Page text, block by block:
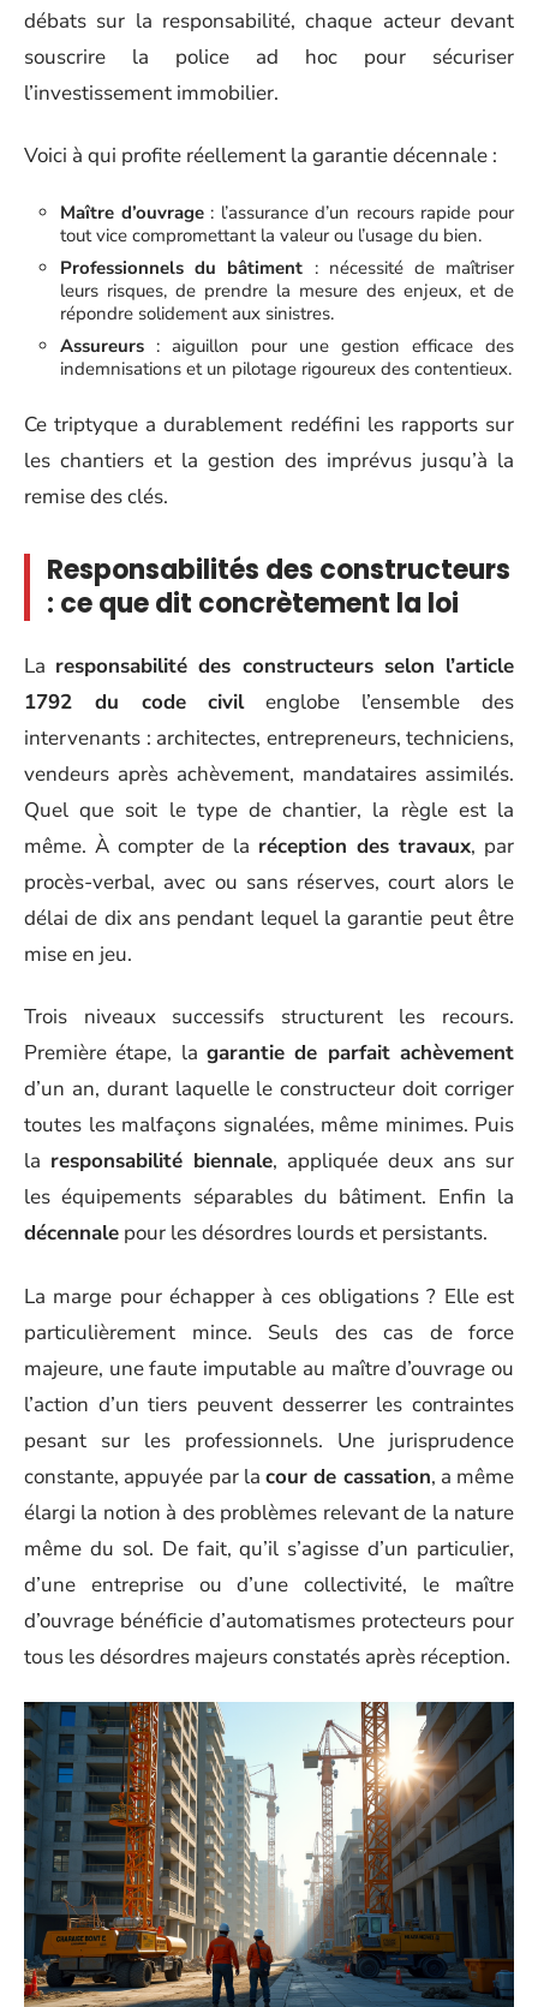
débats sur la responsabilité, chaque acteur devant
souscrire la police ad hoc pour sécuriser
l’investissement immobilier.
Voici à qui profite réellement la garantie décennale :
Maître d’ouvrage: l’assurance d’un recours rapide pour
tout vice compromettant la valeur ou l’usage du bien.
Professionnels du bâtiment : nécessité de maîtriser
leurs risques, de prendre la mesure des enjeux, et de
répondre solidement aux sinistres.
Assureurs : aiguillon pour une gestion efficace des
indemnisations et un pilotage rigoureux des contentieux.
Ce triptyque a durablement redéfini les rapports sur
les chantiers et la gestion des imprévus jusqu’à la
remise des clés.
Responsabilités des constructeurs
: ce que dit concrètement la loi
La responsabilité des constructeurs selon l’article
1792 du code civilenglobe l’ensemble des
intervenants : architectes, entrepreneurs, techniciens,
vendeurs après achèvement, mandataires assimilés.
Quel que soit le type de chantier, la règle est la
même. À compter de la réception des travaux, par
procès-verbal, avec ou sans réserves, court alors le
délai de dix ans pendant lequel la garantie peut être
mise en jeu.
Trois niveaux successifs structurent les recours.
Première étape, la garantie de parfait achèvement
d’un an, durant laquelle le constructeur doit corriger
toutes les malfaçons signalées, même minimes. Puis
la responsabilité biennale, appliquée deux ans sur
les équipements séparables du bâtiment. Enfin la
décennale pour les désordres lourds et persistants.
La marge pour échapper à ces obligations ? Elle est
particulièrement mince. Seuls des cas de force
majeure, une faute imputable au maître d’ouvrage ou
l’action d’un tiers peuvent desserrer les contraintes
pesant sur les professionnels. Une jurisprudence
constante, appuyée par la cour de cassation, a même
élargi la notion à des problèmes relevant de la nature
même du sol. De fait, qu’il s’agisse d’un particulier,
d’une entreprise ou d’une collectivité, le maître
d’ouvrage bénéficie d’automatismes protecteurs pour
tous les désordres majeurs constatés après réception.